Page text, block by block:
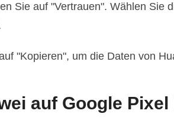
Sie auf "Vertrauen". Wählen Sie
"Kopieren", um die Daten von
auf Google